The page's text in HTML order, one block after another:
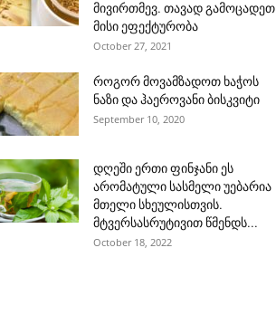
მივირთმევ. თავად გამოცადეთ
მისი ეფექტურობა
October 27, 2021
როგორ მოვამზადოთ ხაჭოს
ნაზი და ჰაეროვანი ბისკვიტი
September 10, 2020
დღეში ერთი ფინჯანი ეს
არომატული სასმელი უებარია
მთელი სხეულისთვის.
მტვერსასრუტივით წმენდს...
October 18, 2022